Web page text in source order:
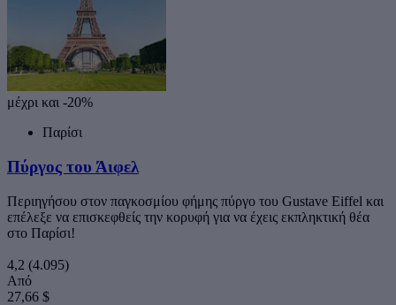
μέχρι και -20%
Παρίσι
Πύργος του Άιφελ
Περιηγήσου στον παγκοσμίου φήμης πύργο του Gustave Eiffel και
επέλεξε να επισκεφθείς την κορυφή για να έχεις εκπληκτική θέα
στο Παρίσι!
4,2 (4.095)
Από
27,66 $